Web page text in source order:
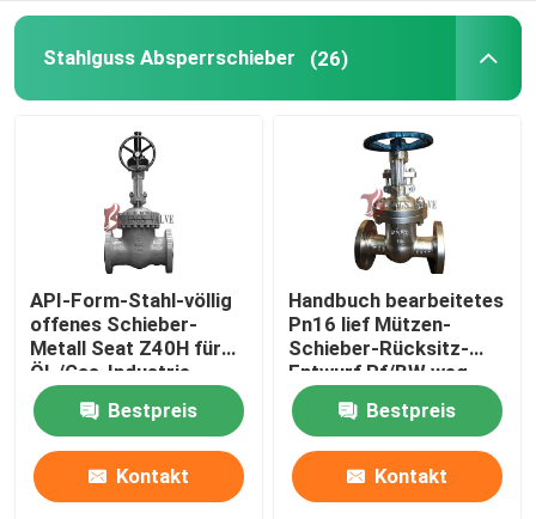
Stahlguss Absperrschieber (26)
API-Form-Stahl-völlig
offenes Schieber-
Metall Seat Z40H für
Öl-/Gas-Industrie
Bestpreis
Kontakt
Handbuch bearbeitetes
Pn16 lief Mützen-
Schieber-Rücksitz-
Entwurf Rf/BW weg
Bestpreis
Kontakt